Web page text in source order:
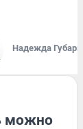
Надежда Губарь
можно